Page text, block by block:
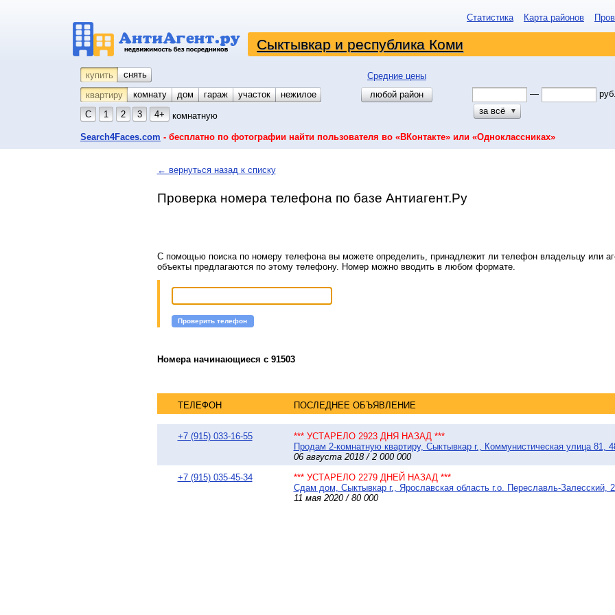
Статистика Карта районов
Сыктывкар и республика Коми
купить снять
Средние цены
квартиру
комнату койко-место
дом гараж участок
нежилое
С
1 2 3 4+ комнатную
любой район —
руб.
за всё
▼
Search4Faces.com - бесплатно по фотографии найти пользователя во «ВКонтакте» или «Одноклассниках»
← вернуться назад к списку
Проверка номера телефона по базе Антиагент.Ру
С помощью поиска по номеру телефона вы можете определить, принадлежит ли телефон владельцу или
объекты предлагаются по этому телефону. Номер можно вводить в любом формате.
Проверить телефон
Номера начинающиеся с 91503
ТЕЛЕФОН ПОСЛЕДНЕЕ ОБЪЯВЛЕНИЕ
+7 (915) 033-16-55
*** УСТАРЕЛО 2923 ДНЯ НАЗАД ***
Продам 2-комнатную квартиру, Сыктывкар г., Коммунистическая улица 81,
06 августа 2018 / 2 000 000
+7 (915) 035-45-34
*** УСТАРЕЛО 2279 ДНЕЙ НАЗАД ***
Сдам дом, Сыктывкар г., Ярославская область г.о. Переславль-Залесский,
11 мая 2020 / 80 000